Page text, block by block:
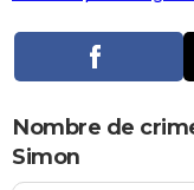
Nombre de
Simon